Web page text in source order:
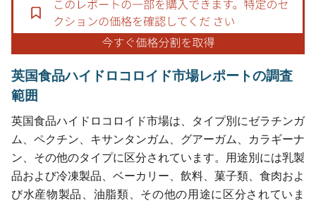
英国食品ハイドロコロイド市場レポートの調査
範囲
英国食品ハイドロコロイド市場は、タイプ別にゼラチンガ
ム、ペクチン、キサンタンガム、グアーガム、カラギーナ
ン、その他のタイプに区分されています。用途別には乳製
品および冷凍製品、ベーカリー、飲料、菓子類、食肉およ
び水産物製品、油脂類、その他の用途に区分されていま